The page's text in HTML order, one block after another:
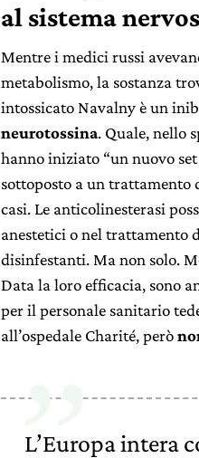
al sistema
Mentre i medici russi
metabolismo, la sostanza
intossicato Navalny è un
neurotossina. Quale, nello
hanno iniziato “un nuovo
sottoposto a un trattamento
casi. Le anticolinesterasi
anestetici o nel trattamento
disinfestanti. Ma non solo.
Data la loro efficacia, sono
per il personale sanitario
all’ospedale Charité, però
L’Europa intera